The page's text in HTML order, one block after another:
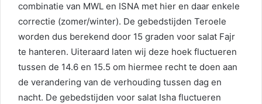
combinatie van MWL en ISNA met hier en daar enkele
correctie (zomer/winter). De gebedstijden Teroele
worden dus berekend door 15 graden voor salat Fajr
te hanteren. Uiteraard laten wij deze hoek fluctueren
tussen de 14.6 en 15.5 om hiermee recht te doen aan
de verandering van de verhouding tussen dag en
nacht. De gebedstijden voor salat Isha fluctueren